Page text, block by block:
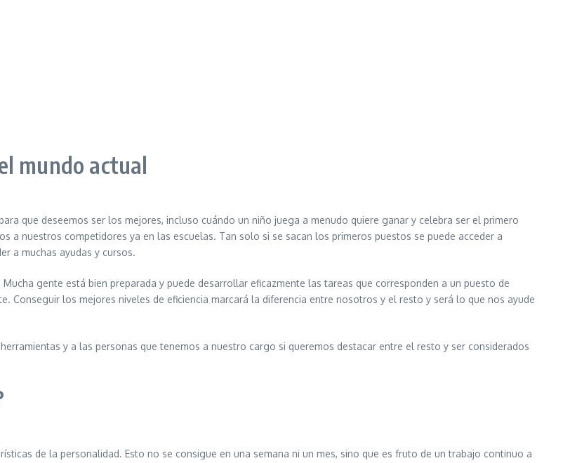
mundo actual
que deseemos ser los mejores, incluso cuándo un niño juega a menudo quiere ganar y celebra ser el primero
a nuestros competidores ya en las escuelas. Tan solo si se sacan los primeros puestos se puede acceder a
a muchas ayudas y cursos.
gente está bien preparada y puede desarrollar eficazmente las tareas que corresponden a un puesto de
Conseguir los mejores niveles de eficiencia marcará la diferencia entre nosotros y el resto y será lo que nos ayude
y a las personas que tenemos a nuestro cargo si queremos destacar entre el resto y ser considerados
de la personalidad. Esto no se consigue en una semana ni un mes, sino que es fruto de un trabajo continuo a